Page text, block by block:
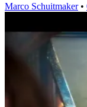
Marco Schuitmaker •